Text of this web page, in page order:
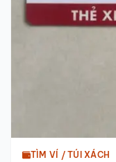
TÌM VÍ / TÚI XÁCH